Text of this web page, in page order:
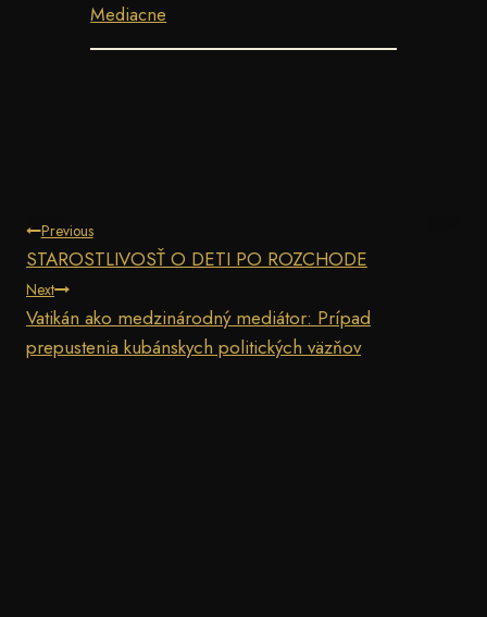
Mediacne
Navigácia
v
článku
Previous
STAROSTLIVOSŤ O DETI PO ROZCHODE
Next
Vatikán ako medzinárodný mediátor: Prípad
prepustenia kubánskych politických väzňov